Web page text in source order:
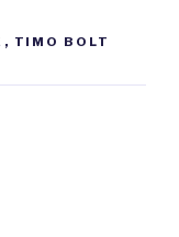
, TIMO BOLT